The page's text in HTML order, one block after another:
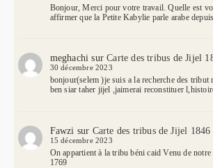
Bonjour, Merci pour votre travail. Quelle est
affirmer que la Petite Kabylie parle arabe
meghachi surCarte des tribus de Jijel
30 décembre 2023
bonjour(selem )je suis a la recherche des tribut
ben siar taher jijel ,jaimerai reconstituer
Fawzi sur Carte des tribus de Jijel
15 décembre 2023
On appartient à la tribu béni caid Venu de
1769